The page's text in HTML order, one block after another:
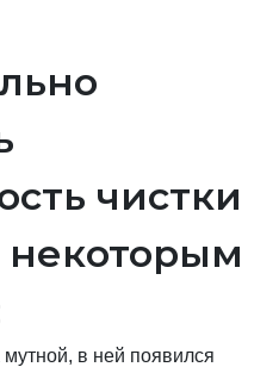
чистки
некоторым
в ней появился